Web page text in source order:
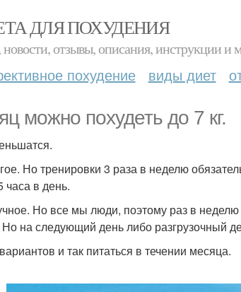
ДЛЯ ПОХУДЕНИЯ
отзывы, описания, инструкции и
похудение виды диет
можно похудеть до 7 кг.
Но тренировки 3 раза в неделю
в день.
Но все мы люди, поэтому раз в неделю
на следующий день либо разгрузочный
и так питаться в течении месяца.